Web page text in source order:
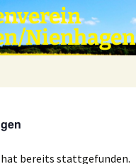
Nienhagen
bereits stattgefunden.